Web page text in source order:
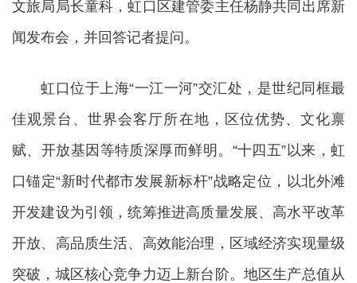
文旅局局长童科，虹口区建管委主任杨静共同出席新
闻发布会，并回答记者提问。
虹口位于上海“一江一河”交汇处，是世纪同框最
佳观景台、世界会客厅所在地，区位优势、文化禀
赋、开放基因等特质深厚而鲜明。“十四五”以来，虹
口锚定“新时代都市发展新标杆”战略定位，以北外滩
开发建设为引领，统筹推进高质量发展、高水平改革
开放、高品质生活、高效能治理，区域经济实现量级
突破，城区核心竞争力迈上新台阶。地区生产总值从